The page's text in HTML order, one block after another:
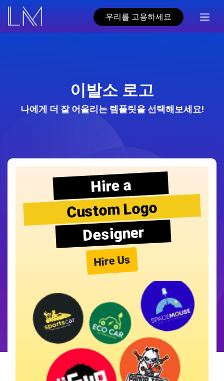
우리를 고용하세요
이발소 로고
나에게 더 잘 어울리는 템플릿을 선택해보세요!
Hire a
Custom Logo
Designer
Hire Us